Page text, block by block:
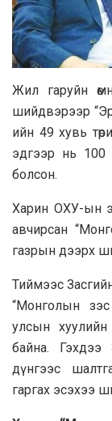
Жил гаруйн
шийдвэрээр
ийн 49 хувь
эдгээр нь 100
болсон.
Харин ОХУ-ын
авчирсан
газрын дээрх
Тиймээс
“Монголын зэс
улсын
байна. Гэхдээ
дүнгээс
гаргах эсэхээ